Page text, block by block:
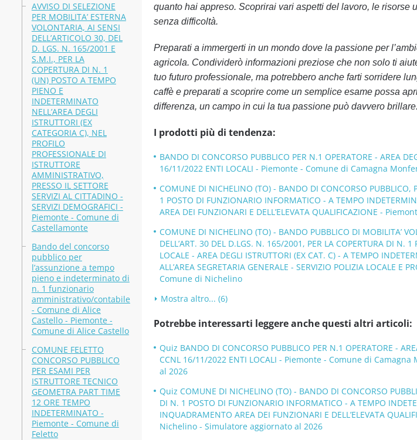
AVVISO DI SELEZIONE
PER MOBILITA’ ESTERNA
VOLONTARIA, AI SENSI
DELL’ARTICOLO 30, DEL
D. LGS. N. 165/2001 E
S.M.I., PER LA
COPERTURA DI N. 1
(UN) POSTO A TEMPO
PIENO E
INDETERMINATO
NELL’AREA DEGLI
ISTRUTTORI (EX
CATEGORIA C), NEL
PROFILO
PROFESSIONALE DI
ISTRUTTORE
AMMINISTRATIVO,
PRESSO IL SETTORE
SERVIZI AL CITTADINO -
SERVIZI DEMOGRAFICI -
Piemonte - Comune di
Castellamonte
Bando del concorso
pubblico per
l’assunzione a tempo
pieno e indeterminato di
n. 1 funzionario
amministrativo/contabile
- Comune di Alice
Castello - Piemonte -
Comune di Alice Castello
COMUNE FELETTO
CONCORSO PUBBLICO
PER ESAMI PER
ISTRUTTORE TECNICO
GEOMETRA PART TIME
12 ORE TEMPO
INDETERMINATO -
Piemonte - Comune di
Feletto
quanto hai appreso. Scoprirai vari aspetti del lavoro, le risorse
senza difficoltà.
Preparati a immergerti in un mondo dove la passione per
agricola. Condividerò informazioni preziose che non solo ti
tuo futuro professionale, ma potrebbero anche farti sorridere
caffè e preparati a scoprire come un semplice esame possa
differenza, un campo in cui la tua passione può davvero brillare.
I prodotti più di tendenza:
BANDO DI CONCORSO PUBBLICO PER N.1 OPERATORE - AREA
16/11/2022 ENTI LOCALI - Piemonte - Comune di Camagna
COMUNE DI NICHELINO (TO) - BANDO DI CONCORSO PUBBLICO,
1 POSTO DI FUNZIONARIO INFORMATICO - A TEMPO
AREA DEI FUNZIONARI E DELL’ELEVATA QUALIFICAZIONE -
COMUNE DI NICHELINO (TO) - BANDO PUBBLICO DI MOBILITA’
DELL’ART. 30 DEL D.LGS. N. 165/2001, PER LA COPERTURA DI N.
LOCALE - AREA DEGLI ISTRUTTORI (EX CAT. C) - A TEMPO
ALL’AREA SEGRETARIA GENERALE - SERVIZIO POLIZIA LOCALE E
Comune di Nichelino
Mostra altro... (6)
Potrebbe interessarti leggere anche questi altri articoli:
Quiz BANDO DI CONCORSO PUBBLICO PER N.1 OPERATORE -
CCNL 16/11/2022 ENTI LOCALI - Piemonte - Comune di
al 2026
Quiz COMUNE DI NICHELINO (TO) - BANDO DI CONCORSO
DI N. 1 POSTO DI FUNZIONARIO INFORMATICO - A TEMPO
INQUADRAMENTO AREA DEI FUNZIONARI E DELL’ELEVATA
Nichelino - Simulatore aggiornato al 2026